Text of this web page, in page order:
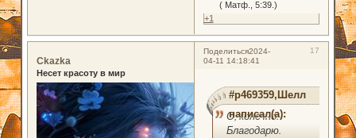
( Матф., 5:39.)
+1
Поделиться 17
2024-
04-11 14:18:41
Ckazka
Несет красоту в мир
#p469359,Шелл
написал(а):
О, конечно.
Благодарю.